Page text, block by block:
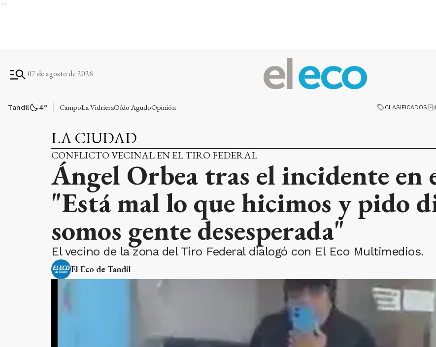
Ads
07 de agosto de 2026
Tandil 4° CampoLa VidrieraOído AgudoOpinión CLASIFICADOS
LA CIUDAD
CONFLICTO VECINAL EN EL TIRO FEDERAL
Ángel Orbea tras el incidente en
"Está mal lo que hicimos y pido
somos gente desesperada"
El vecino de la zona del Tiro Federal dialogó con El Eco Multimedios.
El Eco de Tandil